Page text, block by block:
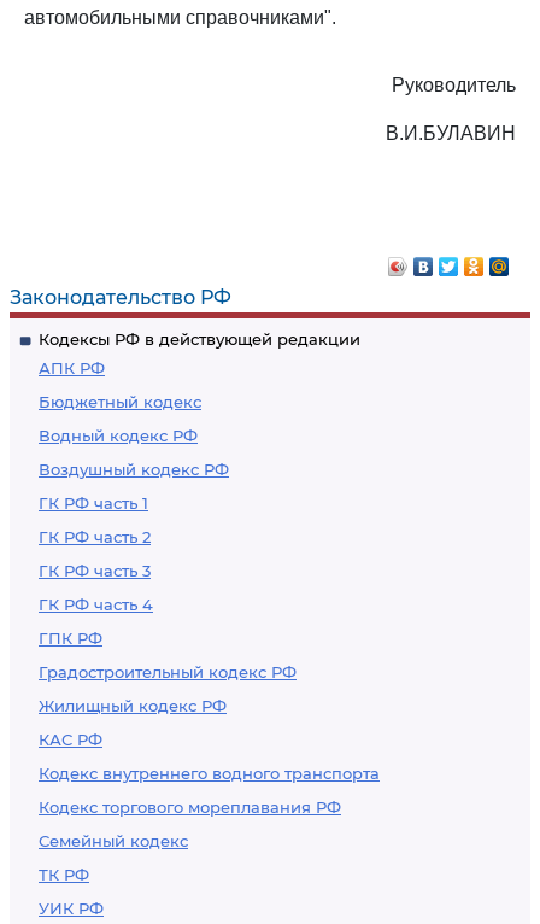
Законодательство РФ
Кодексы РФ в действующей редакции
АПК РФ
Бюджетный кодекс
Водный кодекс РФ
Воздушный кодекс РФ
ГК РФ часть 1
ГК РФ часть 2
ГК РФ часть 3
ГК РФ часть 4
ГПК РФ
Градостроительный кодекс РФ
Жилищный кодекс РФ
КАС РФ
Кодекс внутреннего водного транспорта
Кодекс торгового мореплавания РФ
Семейный кодекс
ТК РФ
УИК РФ
автомобильными справочниками".
Руководитель
В.И.БУЛАВИН